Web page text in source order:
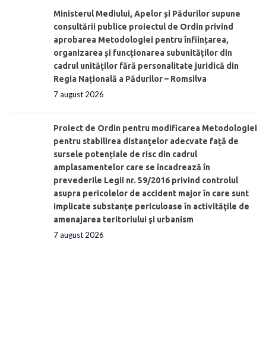
Ministerul Mediului, Apelor și Pădurilor supune
consultării publice proiectul de Ordin privind
aprobarea Metodologiei pentru înființarea,
organizarea și funcționarea subunităților din
cadrul unităților fără personalitate juridică din
Regia Națională a Pădurilor – Romsilva
7 august 2026
Proiect de Ordin pentru modificarea Metodologiei
pentru stabilirea distanţelor adecvate față de
sursele potențiale de risc din cadrul
amplasamentelor care se încadrează în
prevederile Legii nr. 59/2016 privind controlul
asupra pericolelor de accident major în care sunt
implicate substanţe periculoase în activităţile de
amenajarea teritoriului şi urbanism
7 august 2026